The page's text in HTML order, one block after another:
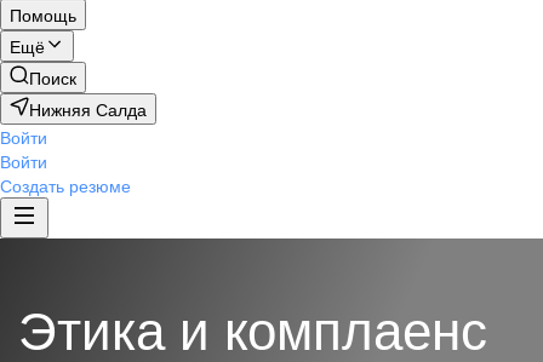
Помощь
Ещё
Поиск
Нижняя Салда
Войти
Войти
Создать резюме
Этика и комплаенс